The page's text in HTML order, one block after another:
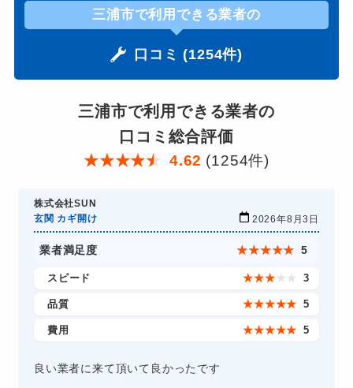
三浦市で利用できる業者の
口コミ (1254件)
三浦市で利用できる業者の
口コミ総合評価
★★★★★ 4.62 (1254件)
株式会社SUN
玄関 カギ開け
2026年8月3日
業者満足度 ★★★★★ 5
スピード ★★★ ★ ★ 3
品質 ★★★★★ 5
費用 ★★★★★ 5
良い業者に来て頂いて良かったです